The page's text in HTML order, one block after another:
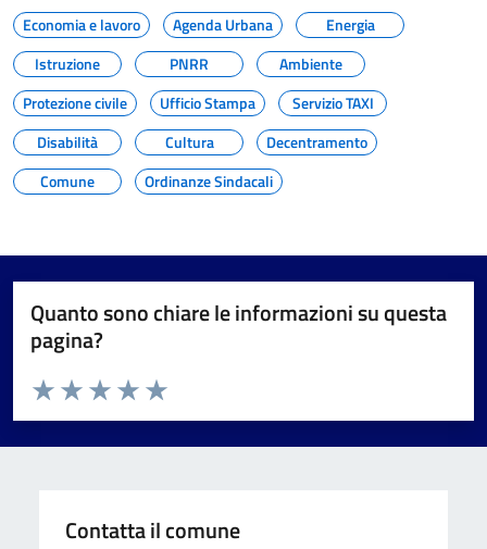
Economia e lavoro
Agenda Urbana
Energia
Istruzione
PNRR
Ambiente
Protezione civile
Ufficio Stampa
Servizio TAXI
Disabilità
Cultura
Decentramento
Comune
Ordinanze Sindacali
Quanto sono chiare le informazioni su questa
pagina?
Valuta da 1 a 5 stelle la pagina
Valuta 5 stelle su 5
Valuta 4 stelle su 5
Valuta 3 stelle su 5
Valuta 2 stelle su 5
Valuta 1 stelle su 5
Contatta il comune